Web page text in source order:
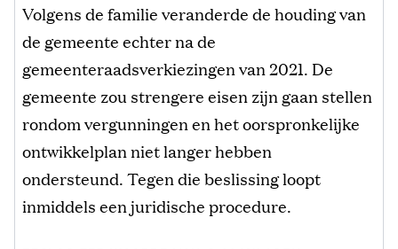
Volgens de familie veranderde de houding van
de gemeente echter na de
gemeenteraadsverkiezingen van 2021. De
gemeente zou strengere eisen zijn gaan stellen
rondom vergunningen en het oorspronkelijke
ontwikkelplan niet langer hebben
ondersteund. Tegen die beslissing loopt
inmiddels een juridische procedure.